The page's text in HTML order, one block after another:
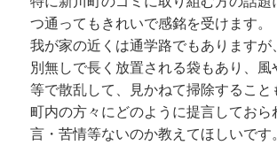
つ通ってもきれいで感銘を受けます。
我が家の近くは通学路でもありますが
別無しで長く放置される袋もあり、風
等で散乱して、見かねて掃除すること
町内の方々にどのように提言しておら
言・苦情等ないのか教えてほしいです